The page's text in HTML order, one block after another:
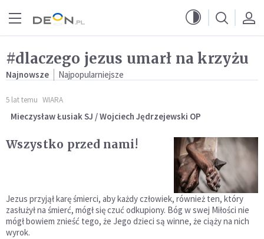
#dlaczego jezus umarł na krzyżu
Najnowsze Najpopularniejsze
5 lat temu WIARA
Mieczysław Łusiak SJ / Wojciech Jędrzejewski OP
Wszystko przed nami!
Jezus przyjął karę śmierci, aby każdy człowiek, również ten, który
zasłużył na śmierć, mógł się czuć odkupiony. Bóg w swej Miłości nie
mógł bowiem znieść tego, że Jego dzieci są winne, że ciąży na nich
wyrok.